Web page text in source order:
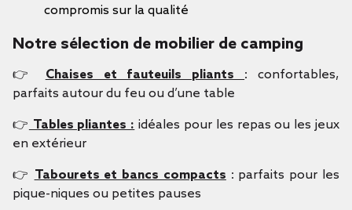
compromis sur la qualité
Notre sélection de mobilier de camping
👉 Chaises et fauteuils pliants : confortables,
parfaits autour du feu ou d’une table
👉 Tables pliantes : idéales pour les repas ou les jeux
en extérieur
👉 Tabourets et bancs compacts : parfaits pour les
pique-niques ou petites pauses